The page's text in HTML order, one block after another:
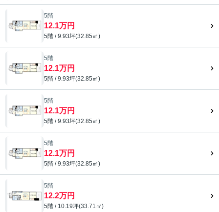
5階
12.1万円
5階 / 9.93坪(32.85㎡)
5階
12.1万円
5階 / 9.93坪(32.85㎡)
5階
12.1万円
5階 / 9.93坪(32.85㎡)
5階
12.1万円
5階 / 9.93坪(32.85㎡)
5階
12.2万円
5階 / 10.19坪(33.71㎡)